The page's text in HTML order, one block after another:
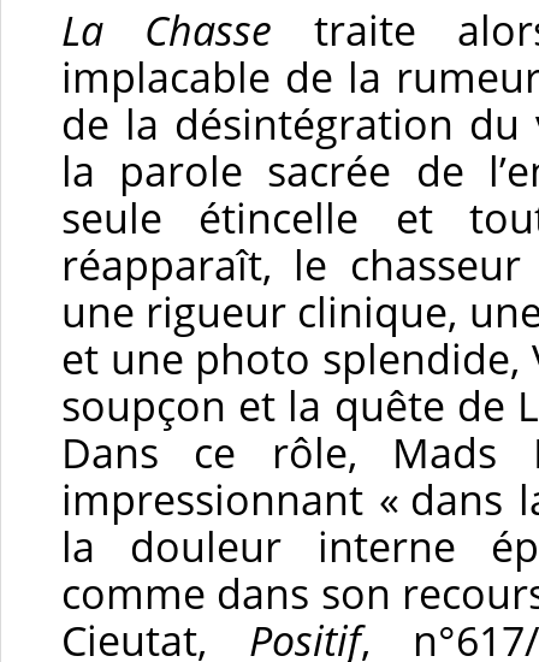
La Chasse traite
implacable de la
de la désintégration
la parole sacrée de
seule étincelle et
réapparaît, le
une rigueur clinique,
et une photo
soupçon et la quête de
Dans ce rôle, Mads
impressionnant « dans
la douleur interne
comme dans son
Cieutat, Positif,